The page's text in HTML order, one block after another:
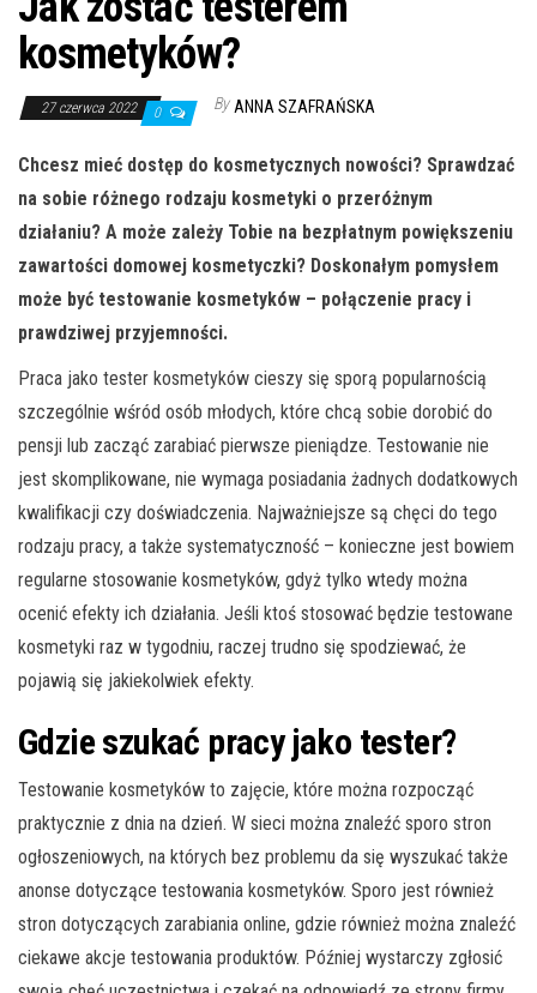
kosmetyków?
27 czerwca 2022 0 By ANNA SZAFRAŃSKA
Chcesz mieć dostęp do kosmetycznych nowości? Sprawdzać
na sobie różnego rodzaju kosmetyki o przeróżnym
działaniu? A może zależy Tobie na bezpłatnym powiększeniu
zawartości domowej kosmetyczki? Doskonałym pomysłem
może być testowanie kosmetyków – połączenie pracy i
prawdziwej przyjemności.
Praca jako tester kosmetyków cieszy się sporą popularnością
szczególnie wśród osób młodych, które chcą sobie dorobić do
pensji lub zacząć zarabiać pierwsze pieniądze. Testowanie nie
jest skomplikowane, nie wymaga posiadania żadnych dodatkowych
kwalifikacji czy doświadczenia. Najważniejsze są chęci do tego
rodzaju pracy, a także systematyczność – konieczne jest bowiem
regularne stosowanie kosmetyków, gdyż tylko wtedy można
ocenić efekty ich działania. Jeśli ktoś stosować będzie testowane
kosmetyki raz w tygodniu, raczej trudno się spodziewać, że
pojawią się jakiekolwiek efekty.
Gdzie szukać pracy jako tester?
Testowanie kosmetyków to zajęcie, które można rozpocząć
praktycznie z dnia na dzień. W sieci można znaleźć sporo stron
ogłoszeniowych, na których bez problemu da się wyszukać także
anonse dotyczące testowania kosmetyków. Sporo jest również
stron dotyczących zarabiania online, gdzie również można znaleźć
ciekawe akcje testowania produktów. Później wystarczy zgłosić